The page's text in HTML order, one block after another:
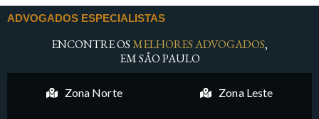
ADVOGADOS ESPECIALISTAS
ENCONTRE OSMELHORES ADVOGADOS,
EM SÃO PAULO
Zona Norte Zona Leste